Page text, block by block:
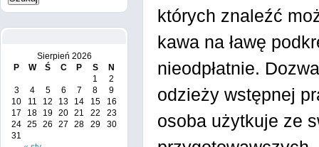
których znaleźć
kawa na ławę
nieodpłatnie.
odzieży wstępnej
osoba użytkuje ze
Sierpień 2026
P
W Ś C P S N
1
2
3
4 5 6 7 8
9
10
11 12 13 14 15
16
17
18 19 20 21 22
23
24 25 26 27 28 29
30
31